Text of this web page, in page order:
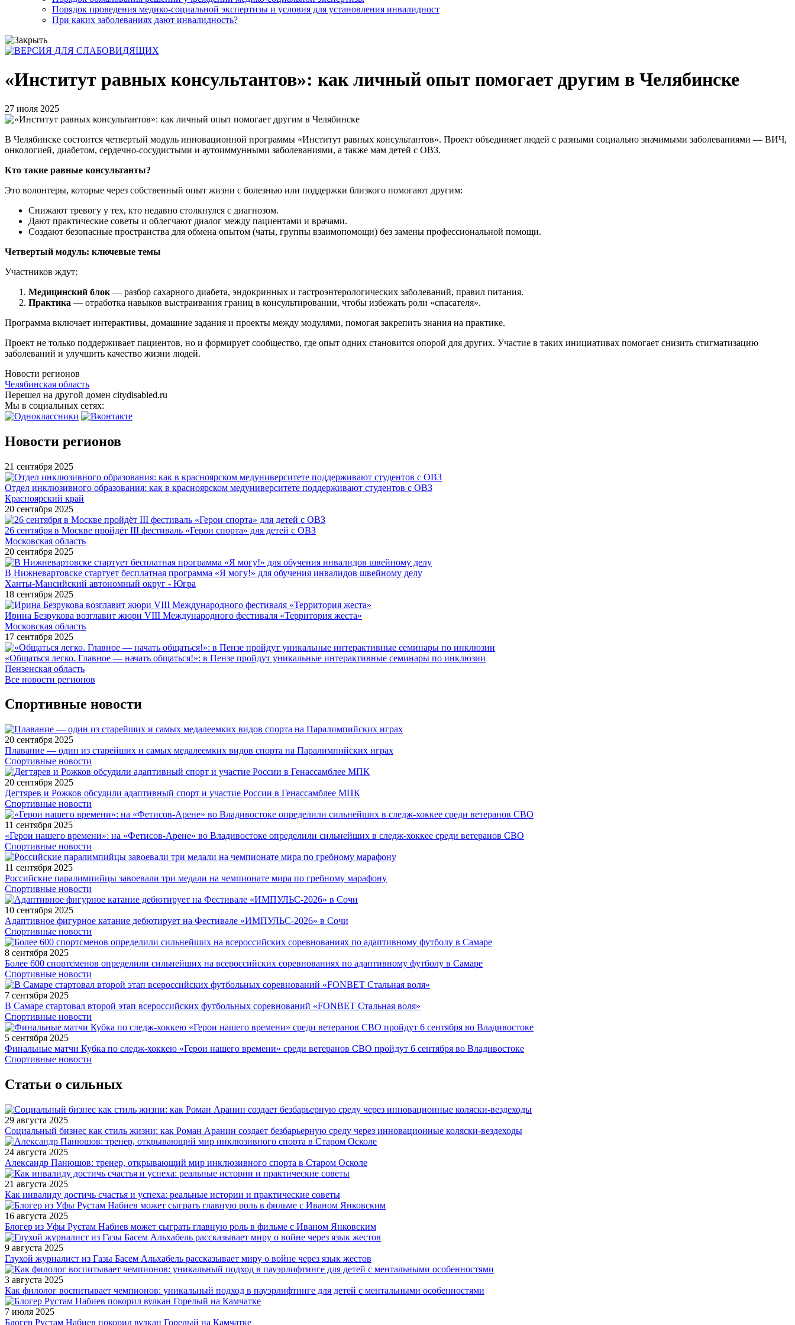
Порядок проведения медико-социальной экспертизы и условия для установления инвалидност
При каких заболеваниях дают инвалидность?
«Институт равных консультантов»: как личный опыт помогает другим в Челябинске
27 июля 2025
В Челябинске состоится четвертый модуль инновационной программы «Институт равных консультантов». Проект объединяет людей с разными социально значимыми заболеваниями — ВИЧ,
онкологией, диабетом, сердечно-сосудистыми и аутоиммунными заболеваниями, а также мам детей с ОВЗ.
Кто такие равные консультанты?
Это волонтеры, которые через собственный опыт жизни с болезнью или поддержки близкого помогают другим:
Снижают тревогу у тех, кто недавно столкнулся с диагнозом.
Дают практические советы и облегчают диалог между пациентами и врачами.
Создают безопасные пространства для обмена опытом (чаты, группы взаимопомощи) без замены профессиональной помощи.
Четвертый модуль: ключевые темы
Участников ждут:
Медицинский блок — разбор сахарного диабета, эндокринных и гастроэнтерологических заболеваний, правил питания.
Практика — отработка навыков выстраивания границ в консультировании, чтобы избежать роли «спасателя».
Программа включает интерактивы, домашние задания и проекты между модулями, помогая закрепить знания на практике.
Проект не только поддерживает пациентов, но и формирует сообщество, где опыт одних становится опорой для других. Участие в таких инициативах помогает снизить стигматизацию
заболеваний и улучшить качество жизни людей.
Новости регионов
Челябинская область
Перешел на другой домен citydisabled.ru
Мы в социальных сетях:
Новости регионов
21 сентября 2025
Отдел инклюзивного образования: как в красноярском медуниверситете поддерживают студентов с ОВЗ
Красноярский край
20 сентября 2025
26 сентября в Москве пройдёт III фестиваль «Герои спорта» для детей с ОВЗ
Московская область
20 сентября 2025
В Нижневартовске стартует бесплатная программа «Я могу!» для обучения инвалидов швейному делу
Ханты-Мансийский автономный округ - Югра
18 сентября 2025
Ирина Безрукова возглавит жюри VIII Международного фестиваля «Территория жеста»
Московская область
17 сентября 2025
«Общаться легко. Главное — начать общаться!»: в Пензе пройдут уникальные интерактивные семинары по инклюзии
Пензенская область
Все новости регионов
Спортивные новости
20 сентября 2025
Плавание — один из старейших и самых медалеемких видов спорта на Паралимпийских играх
Спортивные новости
20 сентября 2025
Дегтярев и Рожков обсудили адаптивный спорт и участие России в Генассамблее МПК
Спортивные новости
11 сентября 2025
«Герои нашего времени»: на «Фетисов-Арене» во Владивостоке определили сильнейших в следж-хоккее среди ветеранов СВО
Спортивные новости
11 сентября 2025
Российские паралимпийцы завоевали три медали на чемпионате мира по гребному марафону
Спортивные новости
10 сентября 2025
Адаптивное фигурное катание дебютирует на Фестивале «ИМПУЛЬС-2026» в Сочи
Спортивные новости
8 сентября 2025
Более 600 спортсменов определили сильнейших на всероссийских соревнованиях по адаптивному футболу в Самаре
Спортивные новости
7 сентября 2025
В Самаре стартовал второй этап всероссийских футбольных соревнований «FONBET Стальная воля»
Спортивные новости
5 сентября 2025
Финальные матчи Кубка по следж-хоккею «Герои нашего времени» среди ветеранов СВО пройдут 6 сентября во Владивостоке
Спортивные новости
Статьи о сильных
29 августа 2025
Социальный бизнес как стиль жизни: как Роман Аранин создает безбарьерную среду через инновационные коляски-вездеходы
24 августа 2025
Александр Панюшов: тренер, открывающий мир инклюзивного спорта в Старом Осколе
21 августа 2025
Как инвалиду достичь счастья и успеха: реальные истории и практические советы
16 августа 2025
Блогер из Уфы Рустам Набиев может сыграть главную роль в фильме с Иваном Янковским
9 августа 2025
Глухой журналист из Газы Басем Альхабель рассказывает миру о войне через язык жестов
3 августа 2025
Как филолог воспитывает чемпионов: уникальный подход в пауэрлифтинге для детей с ментальными особенностями
7 июля 2025
Блогер Рустам Набиев покорил вулкан Горелый на Камчатке